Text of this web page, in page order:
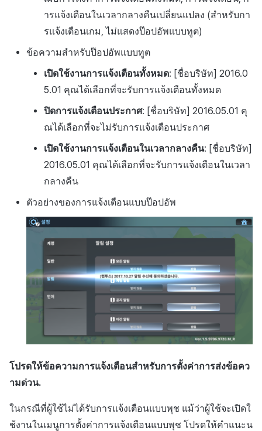
ารแจ้งเตือนในเวลากลางคืนเปลี่ยนแปลง (สำหรับกา
รแจ้งเตือนเกม, ไม่แสดงป๊อปอัพแบบทูต)
ข้อความสำหรับป๊อปอัพแบบทูต
เปิดใช้งานการแจ้งเตือนทั้งหมด: [ชื่อบริษัท] 2016.0
5.01 คุณได้เลือกที่จะรับการแจ้งเตือนทั้งหมด
ปิดการแจ้งเตือนประกาศ: [ชื่อบริษัท] 2016.05.01 คุ
ณได้เลือกที่จะไม่รับการแจ้งเตือนประกาศ
เปิดใช้งานการแจ้งเตือนในเวลากลางคืน: [ชื่อบริษัท]
2016.05.01 คุณได้เลือกที่จะรับการแจ้งเตือนในเวลา
กลางคืน
ตัวอย่างของการแจ้งเตือนแบบป๊อปอัพ
โปรดให้ข้อความการแจ้งเตือนสำหรับการตั้งค่าการส่งข้อคว
ามด่วน.
ในกรณีที่ผู้ใช้ไม่ได้รับการแจ้งเตือนแบบพุช แม้ว่าผู้ใช้จะเปิดใ
ช้งานในเมนูการตั้งค่าการแจ้งเตือนแบบพุช โปรดให้คำแนะน